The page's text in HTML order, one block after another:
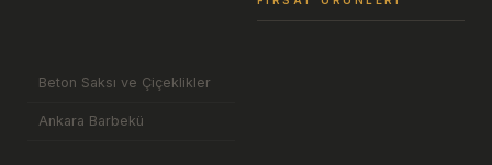
Beton Saksı ve Çiçeklikler
Ankara Barbekü